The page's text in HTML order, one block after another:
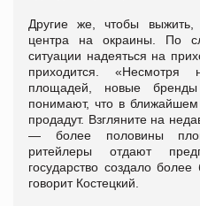
Другие же, чтобы выжить,
центра на окраины. По
ситуации надеяться на
приходится. «Несмотря
площадей, новые
понимают, что в
продадут. Взгляните на
— более половины
ритейлеры отдают
государство создало
говорит Костецкий.